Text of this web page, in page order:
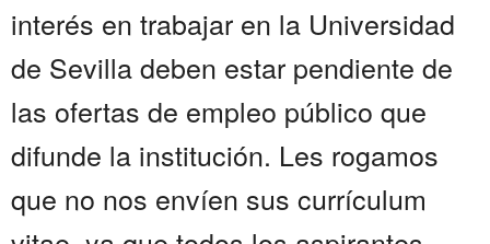
interés en trabajar en la Universidad
de Sevilla deben estar pendiente de
las ofertas de empleo público que
difunde la institución. Les rogamos
que no nos envíen sus currículum